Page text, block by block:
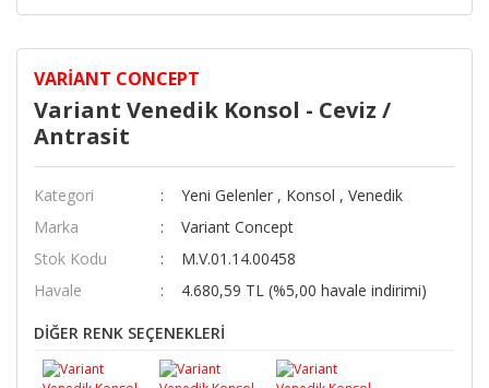
VARIANT CONCEPT
Variant Venedik Konsol - Ceviz /
Antrasit
Kategori Yeni Gelenler , Konsol , Venedik
Marka
Variant Concept
Stok Kodu
M.V.01.14.00458
Havale
4.680,59 TL (%5,00 havale indirimi)
DİĞER RENK SEÇENEKLERİ